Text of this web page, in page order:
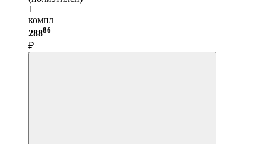
1
компл —
28886
₽